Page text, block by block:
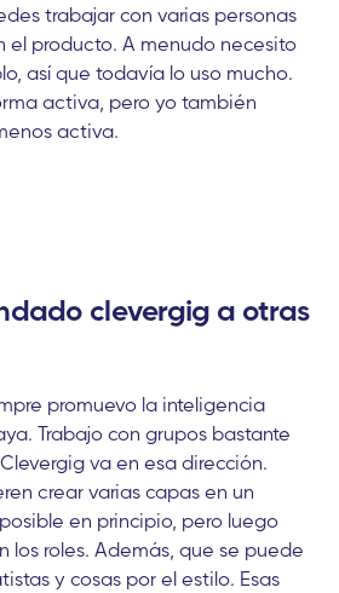
trabajar con varias personas
el producto. A menudo necesito
así que todavía lo uso mucho.
activa, pero yo también
activa.
clevergig a otras
promuevo la inteligencia
Trabajo con grupos bastante
va en esa dirección.
crear varias capas en un
en principio, pero luego
los roles. Además, que se puede
y cosas por el estilo. Esas